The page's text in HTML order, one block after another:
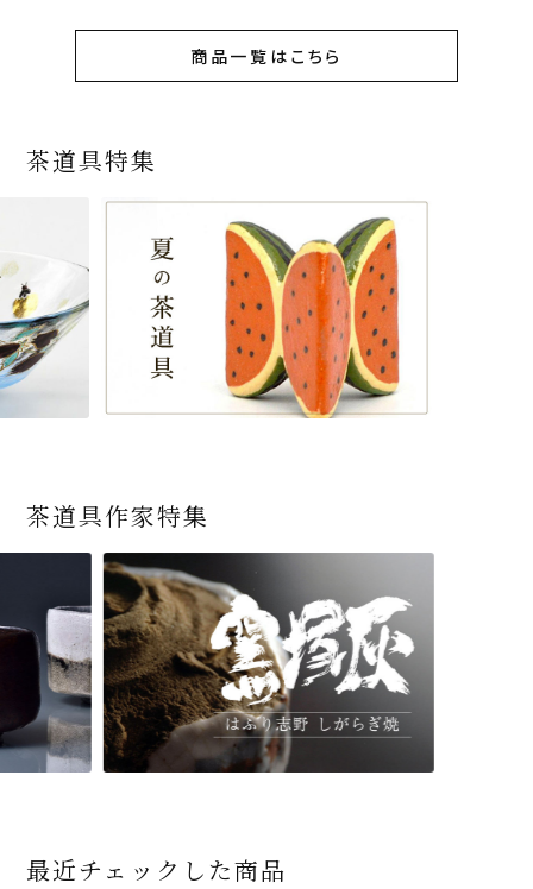
商品一覧はこちら
茶道具特集
茶道具作家特集
最近チェックした商品